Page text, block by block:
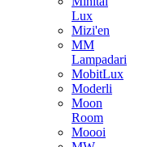
Lux
Mizi'en
MM
Lampadari
MobitLux
Moderli
Moon
Room
Moooi